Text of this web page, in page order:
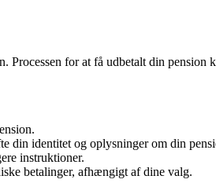
Processen for at få udbetalt din pension
din identitet og oplysninger om din
instruktioner.
betalinger, afhængigt af dine valg.